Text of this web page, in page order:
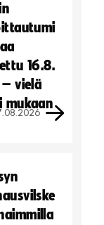
16.8.
vielä
mukaan